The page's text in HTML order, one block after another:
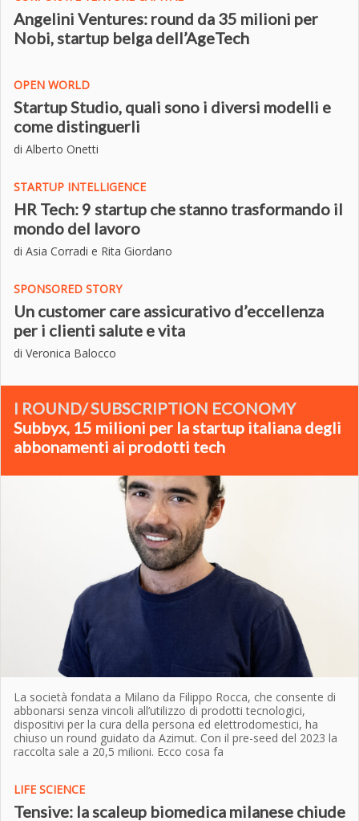
Angelini Ventures: round da 35 milioni per
Nobi, startup belga dell’AgeTech
OPEN WORLD
Startup Studio, quali sono i diversi modelli e
come distinguerli
di Alberto Onetti
STARTUP INTELLIGENCE
HR Tech: 9 startup che stanno trasformando il
mondo del lavoro
di Asia Corradi e Rita Giordano
SPONSORED STORY
Un customer care assicurativo d’eccellenza
per i clienti salute e vita
di Veronica Balocco
I ROUND/ SUBSCRIPTION ECONOMY
Subbyx, 15 milioni per la startup italiana degli
abbonamenti ai prodotti tech
La società fondata a Milano da Filippo Rocca, che consente di
abbonarsi senza vincoli all’utilizzo di prodotti tecnologici,
dispositivi per la cura della persona ed elettrodomestici, ha
chiuso un round guidato da Azimut. Con il pre-seed del 2023 la
raccolta sale a 20,5 milioni. Ecco cosa fa
LIFE SCIENCE
Tensive: la scaleup biomedica milanese chiude